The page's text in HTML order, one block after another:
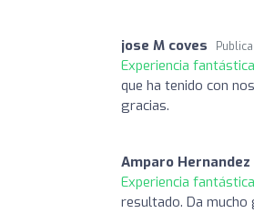
jose M coves
Experiencia
que ha tenido con
gracias.
Amparo Hernandez
Experiencia
resultado. Da